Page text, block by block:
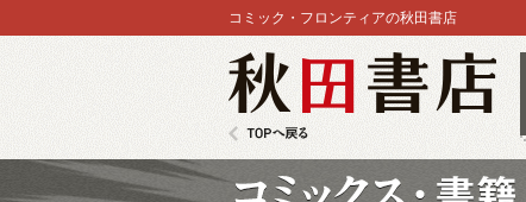
コミック・フロンティアの秋田書店